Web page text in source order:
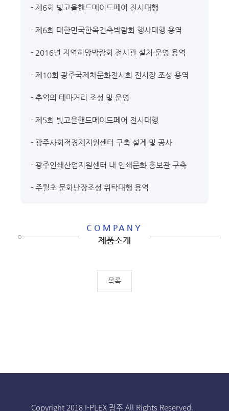
- 제6회 빛고을핸드메이드페어 진시대행
- 제6회 대한민국한옥건축박람회 행사대행 용역
- 2016년 지역희망박람회 전시관 설치·운영 용역
- 제10회 광주국제차문화전시회 전시장 조성 용역
- 추억의 테마거리 조성 및 운영
- 제5회 빛고을핸드메이드페어 전시대행
- 광주사회적경제지원센터 구축 설계 및 공사
- 광주인쇄산업지원센터 내 인쇄문화 홍보관 구축
- 주월초 문화난장조성 위탁대행 용역
COMPANY
제품소개
목록
Copyright 2018 I-PLEX 광주 All Rights Reserved.